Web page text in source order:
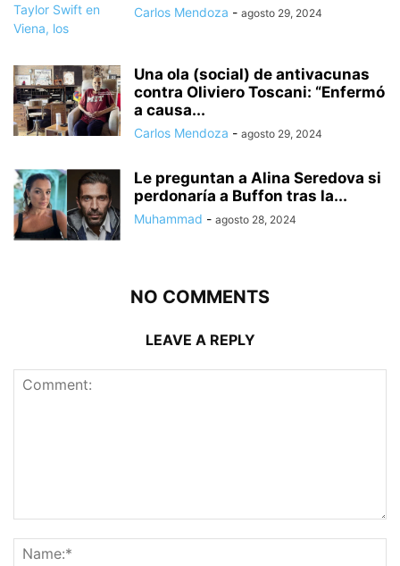
Carlos Mendoza - agosto 29, 2024
Una ola (social) de antivacunas
contra Oliviero Toscani: “Enfermó
a causa...
Carlos Mendoza - agosto 29, 2024
Le preguntan a Alina Seredova si
perdonaría a Buffon tras la...
Muhammad - agosto 28, 2024
NO COMMENTS
LEAVE A REPLY